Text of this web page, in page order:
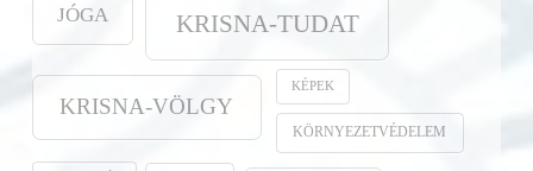
JÓGA KRISNA-TUDAT
KRISNA-VÖLGY
KÉPEK
KÖRNYEZETVÉDELEM